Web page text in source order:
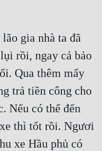
gia nhà ta đã
rồi, ngay cả bảo
Qua thêm mấy
trả tiền công cho
Nếu có thể đến
thì tốt rồi. Ngươi
xe Hầu phủ có